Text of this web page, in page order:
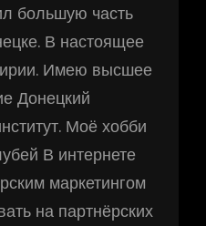
большую часть
В настоящее
Имею высшее
Донецкий
Моё хобби
В интернете
маркетингом
на партнёрских